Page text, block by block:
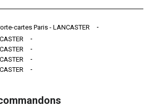
cartes Paris - LANCASTER